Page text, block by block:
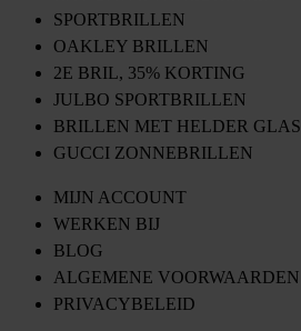
SPORTBRILLEN
OAKLEY BRILLEN
2E BRIL, 35% KORTING
JULBO SPORTBRILLEN
BRILLEN MET HELDER GLAS
GUCCI ZONNEBRILLEN
MIJN ACCOUNT
WERKEN BIJ
BLOG
ALGEMENE VOORWAARDEN
PRIVACYBELEID